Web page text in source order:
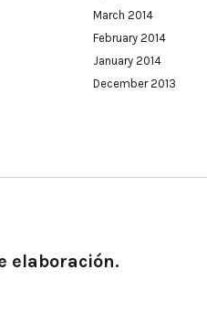
March 2014
February 2014
January 2014
December 2013
elaboración.